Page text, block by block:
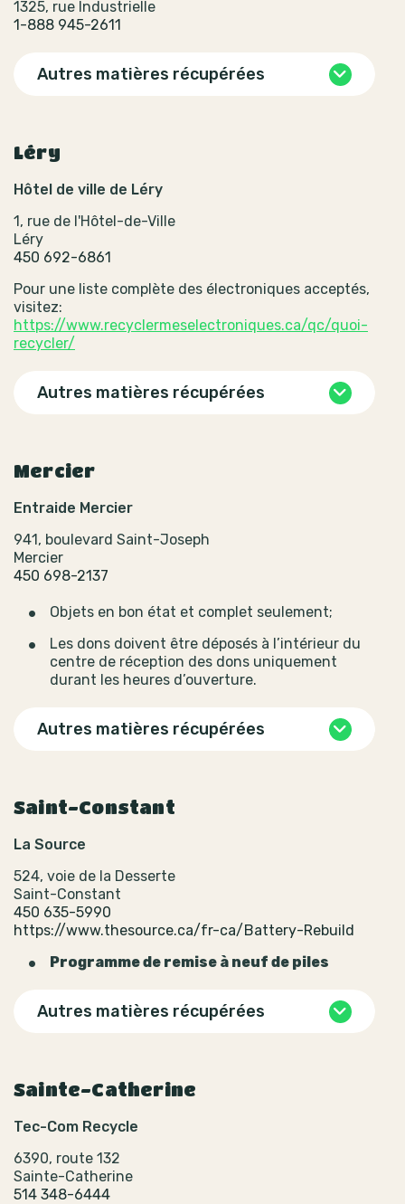
1325, rue Industrielle
1-888 945-2611
Autres matières récupérées
Léry
Hôtel de ville de Léry
1, rue de l'Hôtel-de-Ville
Léry
450 692-6861
Pour une liste complète des électroniques acceptés,
visitez:
https://www.recyclermeselectroniques.ca/qc/quoi-
recycler/
Autres matières récupérées
Mercier
Entraide Mercier
941, boulevard Saint-Joseph
Mercier
450 698-2137
Objets en bon état et complet seulement;
Les dons doivent être déposés à l’intérieur du
centre de réception des dons uniquement
durant les heures d’ouverture.
Autres matières récupérées
Saint-Constant
La Source
524, voie de la Desserte
Saint-Constant
450 635-5990
https://www.thesource.ca/fr-ca/Battery-Rebuild
Programme de remise à neuf de piles
Autres matières récupérées
Sainte-Catherine
Tec-Com Recycle
6390, route 132
Sainte-Catherine
514 348-6444